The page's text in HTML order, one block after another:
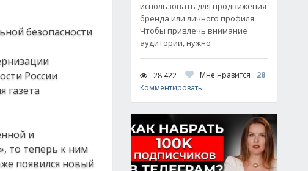
безопасности
России
газета
и
то теперь к ним
появился новый
использовать для продвижения
бренда или личного профиля.
Чтобы привлечь внимание
аудитории, нужно
28 422 Мне нравится
28
Комментировать